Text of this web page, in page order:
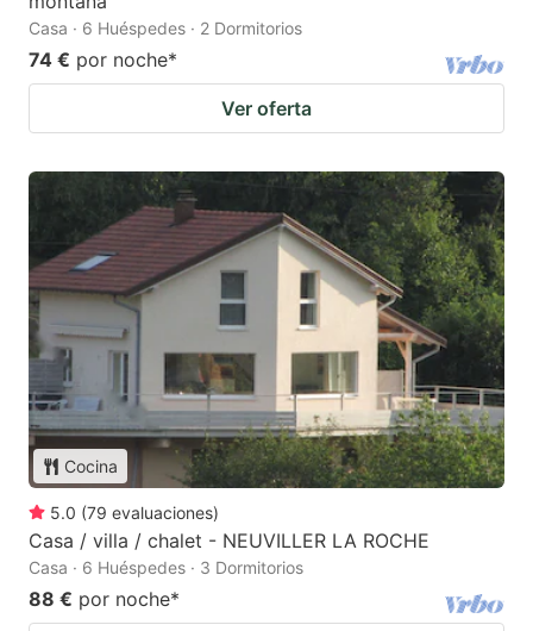
Casa · 6 Huéspedes · 2 Dormitorios
74 € por noche*
Ver oferta
Cocina
5.0 (79 evaluaciones)
Casa / villa / chalet - NEUVILLER LA ROCHE
Casa · 6 Huéspedes · 3 Dormitorios
88 € por noche*